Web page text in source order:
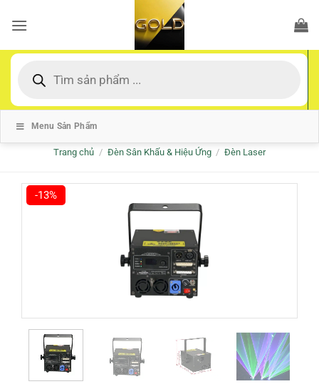
qua
dung
kiếm
Menu Sản Phẩm
Trang chủ / Đèn Sân Khấu & Hiệu Ứng / Đèn Laser
-13%